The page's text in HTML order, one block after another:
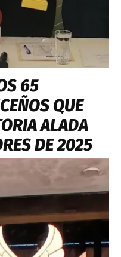
65
QUE
ALADA
DE 2025